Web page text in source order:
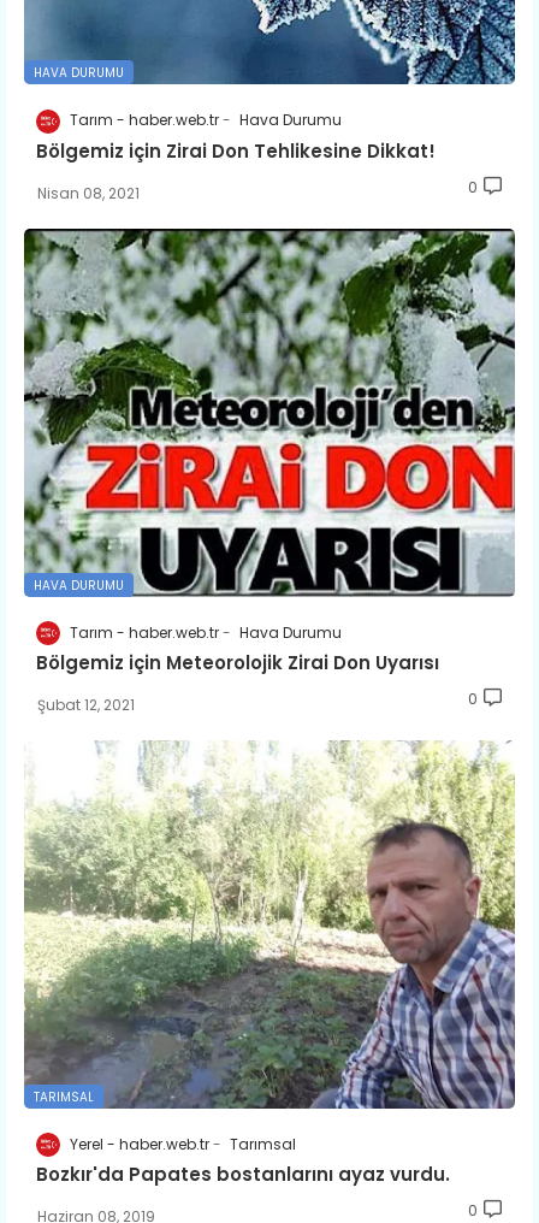
HAVA DURUMU
Tarım - haber.web.tr Hava Durumu
Bölgemiz için Zirai Don Tehlikesine Dikkat!
Nisan 08, 2021 0
HAVA DURUMU
Tarım - haber.web.tr Hava Durumu
Bölgemiz için Meteorolojik Zirai Don Uyarısı
Şubat 12, 2021 0
TARIMSAL
Yerel - haber.web.tr Tarımsal
Bozkır'da Papates bostanlarını ayaz vurdu.
Haziran 08, 2019 0